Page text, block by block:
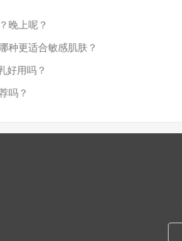
晚上呢？
种更适合敏感肌肤？
好用吗？
吗？